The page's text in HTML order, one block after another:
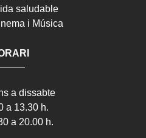
saludable
i Música
a dissabte
a 13.30 h.
a 20.00 h.